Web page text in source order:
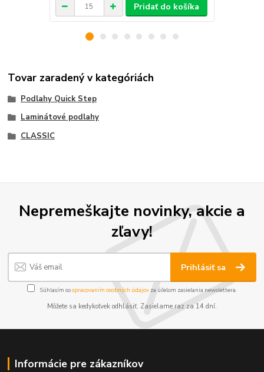
Pridať do košíka
Tovar zaradený v kategóriách
Podlahy Quick Step
Laminátové podlahy
CLASSIC
Nepremeškajte novinky, akcie a
zľavy!
Prihlásiť sa
Súhlasím sospracovaním osobných údajov za účelom zasielania newslettera.
Môžete sa kedykoľvek odhlásiť. Zasielame raz za 14 dní.
Informácie pre zákazníkov